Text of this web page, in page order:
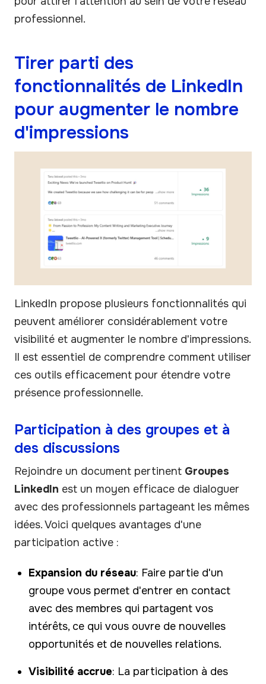
professionnel.
Tirer parti des
fonctionnalités de LinkedIn
pour augmenter le nombre
d'impressions
LinkedIn propose plusieurs fonctionnalités qui
peuvent améliorer considérablement votre
visibilité et augmenter le nombre d'impressions.
Il est essentiel de comprendre comment utiliser
ces outils efficacement pour étendre votre
présence professionnelle.
Participation à des groupes et à
des discussions
Rejoindre un document pertinent Groupes
LinkedIn est un moyen efficace de dialoguer
avec des professionnels partageant les mêmes
idées. Voici quelques avantages d'une
participation active :
Expansion du réseau: Faire partie d'un
groupe vous permet d'entrer en contact
avec des membres qui partagent vos
intérêts, ce qui vous ouvre de nouvelles
opportunités et de nouvelles relations.
Visibilité accrue: La participation à des